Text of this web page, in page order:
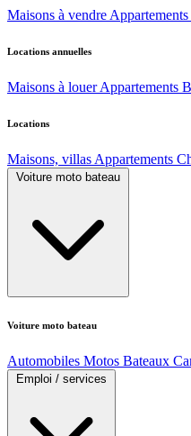
Maisons à vendre Appartements
Locations annuelles
Maisons à louer Appartements
Locations
Maisons, villas Appartements
Voiture moto bateau
Voiture moto bateau
Automobiles Motos Bateaux
Emploi / services